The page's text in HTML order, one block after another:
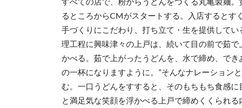
るところからCMがスタートする。入店すると
手づくりにこだわり、打ち立て・生を提供して
理工程に興味津々の上戸は、続いて目の前で茹
かべる。茹で上がったうどんを、水で締め、で
の一杯になりますように。”そんなナレーション
む。一口うどんをすすると、そのもちもち食感
と満足気な笑顔を浮かべる上戸で締めくくられる